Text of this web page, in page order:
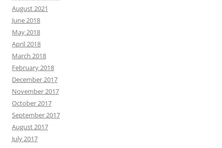
August 2021
June 2018
May 2018
April 2018
March 2018
February 2018
December 2017
November 2017
October 2017
September 2017
August 2017
July 2017